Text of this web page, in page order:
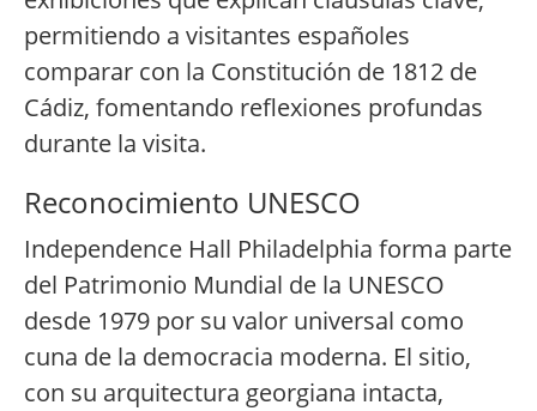
permitiendo a visitantes españoles
comparar con la Constitución de 1812 de
Cádiz, fomentando reflexiones profundas
durante la visita.
Reconocimiento UNESCO
Independence Hall Philadelphia forma parte
del Patrimonio Mundial de la UNESCO
desde 1979 por su valor universal como
cuna de la democracia moderna. El sitio,
con su arquitectura georgiana intacta,